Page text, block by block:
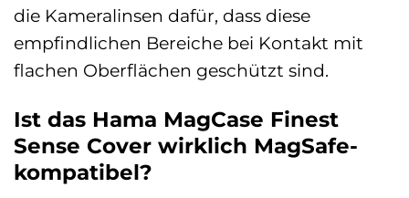
die Kameralinsen dafür, dass diese
empfindlichen Bereiche bei Kontakt mit
flachen Oberflächen geschützt sind.
Ist das Hama MagCase Finest
Sense Cover wirklich MagSafe-
kompatibel?